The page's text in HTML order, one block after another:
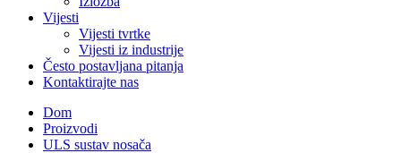
Vijesti
Vijesti tvrtke
Vijesti iz industrije
Često postavljana pitanja
Kontaktirajte nas
Dom
Proizvodi
ULS sustav nosača